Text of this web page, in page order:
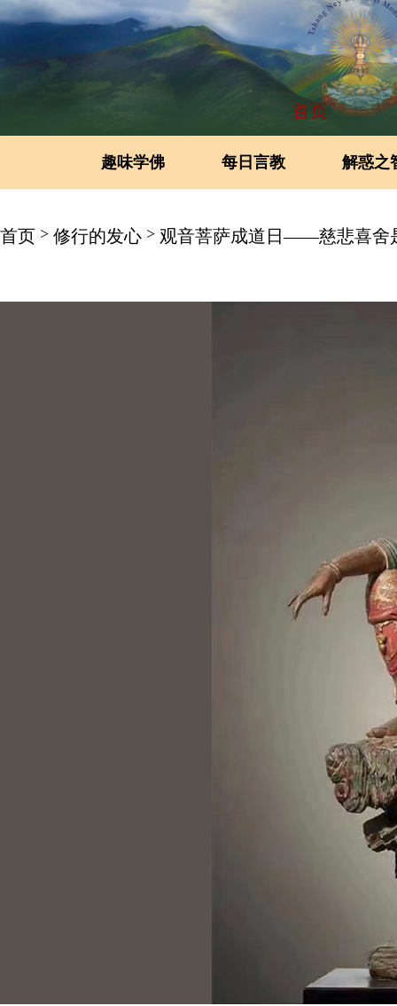
首页
趣味学佛 每日言教 解惑之
首页 > 修行的发心 > 观音菩萨成道日——慈悲喜舍